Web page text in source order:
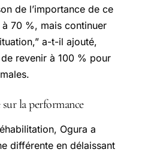
de l’importance de ce
à 70 %, mais continuer
a-t-il ajouté,
revenir à 100 % pour
sur la performance
Ogura a
différente en délaissant